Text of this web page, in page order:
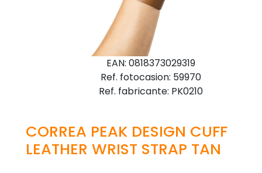
EAN: 0818373029319
Ref. fotocasion: 59970
Ref. fabricante: PK0210
CORREA PEAK DESIGN CUFF
LEATHER WRIST STRAP TAN